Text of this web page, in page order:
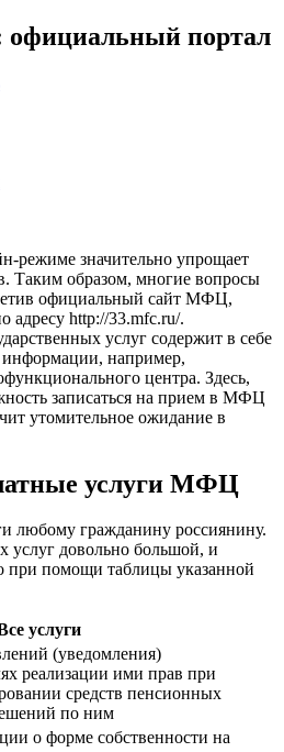
портал
режиме значительно упрощает
Таким образом, многие вопросы
официальный сайт МФЦ,
адресу http://33.mfc.ru/.
услуг содержит в себе
например,
центра. Здесь,
записаться на прием в МФЦ
утомительное ожидание в
услуги МФЦ
любому гражданину россиянину.
услуг довольно большой, и
при помощи таблицы указанной
услуги
(уведомления)
реализации ими прав при
средств пенсионных
по ним
о форме собственности на